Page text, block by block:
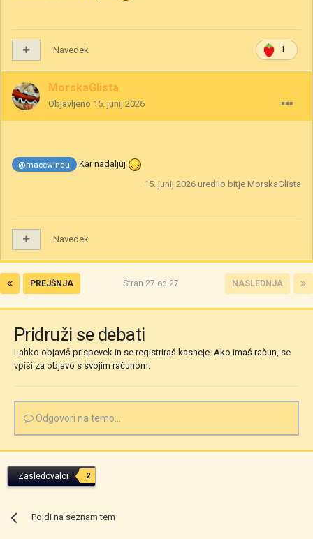
1
Navedek
MorskaGlista
Objavljeno 15. junij 2026
@macewindu
Kar nadaljuj
15. junij 2026 uredilo bitje MorskaGlista
Navedek
PREJŠNJA NASLEDNJA
Stran 27 od 27
Pridruži se debati
Lahko objaviš prispevek in se registriraš kasneje. Ako imaš račun, se
vpiši za objavo s svojim računom.
Odgovori na temo...
Zasledovalci 2
Pojdi na seznam tem